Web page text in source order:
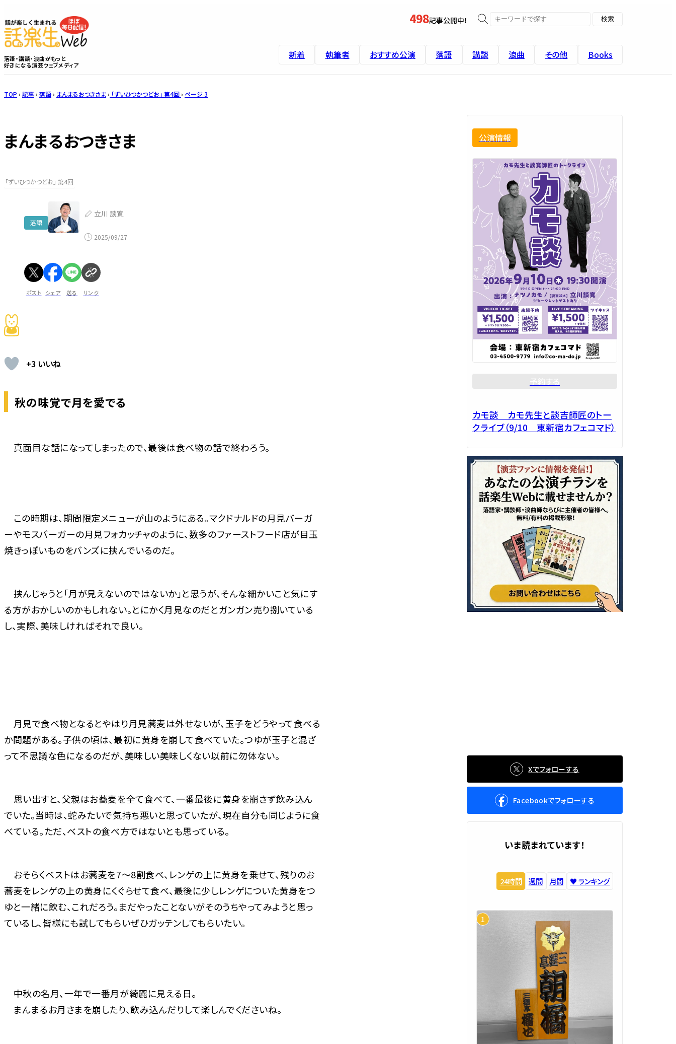
498記事公開中！
落語・講談・浪曲がもっと
好きになる演芸ウェブメディア
新着 執筆者 おすすめ公演 落語 講談 浪曲 その他 Books
TOP › 記事 › 落語› まんまるおつきさま› 「ずいひつかつどお」 第4回› ページ 3
まんまるおつきさま
「ずいひつかつどお」 第4回
落語
立川 談寛
2025/09/27
ポスト シェア 送る リンク
+3 いいね
秋の味覚で月を愛でる
真面目な話になってしまったので、最後は食べ物の話で終わろう。
この時期は、期間限定メニューが山のようにある。マクドナルドの月見バーガ
ーやモスバーガーの月見フォカッチャのように、数多のファーストフード店が目玉
焼きっぽいものをバンズに挟んでいるのだ。
挟んじゃうと「月が見えないのではないか」と思うが、そんな細かいこと気にす
る方がおかしいのかもしれない。とにかく月見なのだとガンガン売り捌いている
し、実際、美味しければそれで良い。
月見で食べ物となるとやはり月見蕎麦は外せないが、玉子をどうやって食べる
か問題がある。子供の頃は、最初に黄身を崩して食べていた。つゆが玉子と混ざ
って不思議な色になるのだが、美味しい美味しくない以前に勿体ない。
思い出すと、父親はお蕎麦を全て食べて、一番最後に黄身を崩さず飲み込ん
でいた。当時は、蛇みたいで気持ち悪いと思っていたが、現在自分も同じように食
べている。ただ、ベストの食べ方ではないとも思っている。
おそらくベストはお蕎麦を7～8割食べ、レンゲの上に黄身を乗せて、残りのお
蕎麦をレンゲの上の黄身にくぐらせて食べ、最後に少しレンゲについた黄身をつ
ゆと一緒に飲む、これだろう。まだやったことないがそのうちやってみようと思っ
ているし、皆様にも試してもらいぜひガッテンしてもらいたい。
中秋の名月、一年で一番月が綺麗に見える日。
まんまるお月さまを崩したり、飲み込んだりして楽しんでくださいね。
公演情報
カモ談 カモ先生と談吉師匠のトー
クライブ（9/10 東新宿カフェコマド）
Xでフォローする
Facebookでフォローする
いま読まれています！
24時間 週間 月間 ♥️ ランキング